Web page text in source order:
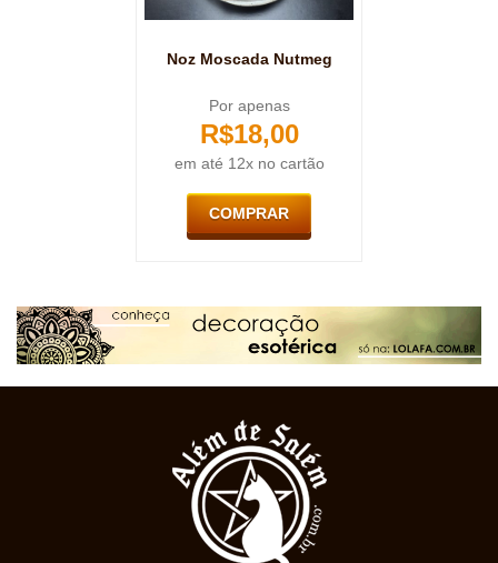
Noz Moscada Nutmeg
Por apenas
R$18,00
em até 12x no cartão
COMPRAR